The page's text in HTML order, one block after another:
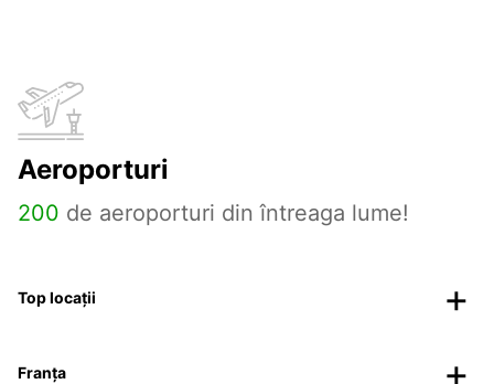
Aeroporturi
200 de aeroporturi din întreaga lume!
Top locații
Franța